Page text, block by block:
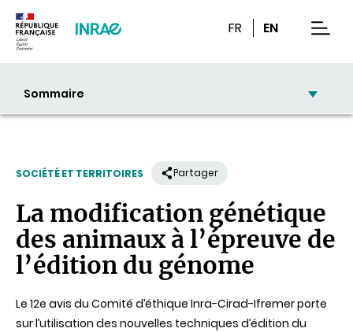
FR EN
Sommaire
SOCIÉTÉ ET TERRITOIRES Partager
La modification génétique
des animaux à l’épreuve de
l’édition du génome
Le 12e avis du Comité d’éthique Inra-Cirad-Ifremer porte
sur l’utilisation des nouvelles techniques d’édition du